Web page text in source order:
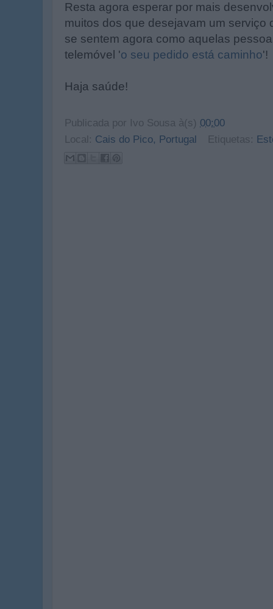
Resta agora esperar por mais
muitos dos que desejavam um serviço
se sentem agora como aquelas
telemóvel 'o seu pedido está caminho'!
Haja saúde!
Publicada por Ivo Sousa à(s) 00:00
Local: Cais do Pico, Portugal Etiquetas: